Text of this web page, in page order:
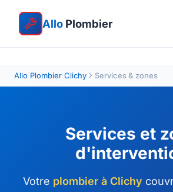
Allo Plombier
Allo Plombier Clichy Services & zones
Services et
Votre plombier à Clichy